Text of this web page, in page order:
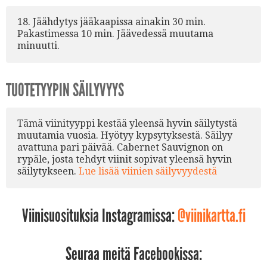
18. Jäähdytys jääkaapissa ainakin 30 min.
Pakastimessa 10 min. Jäävedessä muutama
minuutti.
TUOTETYYPIN SÄILYVYYS
Tämä viinityyppi kestää yleensä hyvin säilytystä
muutamia vuosia. Hyötyy kypsytyksestä. Säilyy
avattuna pari päivää. Cabernet Sauvignon on
rypäle, josta tehdyt viinit sopivat yleensä hyvin
säilytykseen. Lue lisää viinien säilyvyydestä
Viinisuosituksia Instagramissa:@viinikartta.fi
Seuraa meitä Facebookissa: